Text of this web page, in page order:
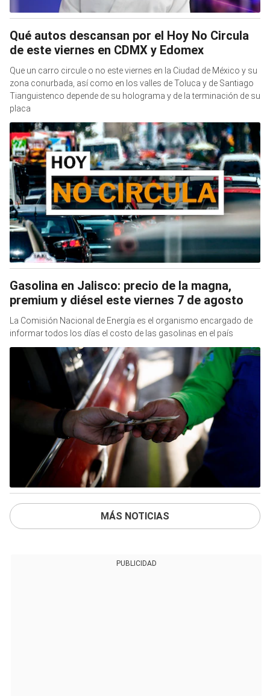
Qué autos descansan por el Hoy No Circula
de este viernes en CDMX y Edomex
Que un carro circule o no este viernes en la Ciudad de México y su
zona conurbada, así como en los valles de Toluca y de Santiago
Tianguistenco depende de su holograma y de la terminación de su
placa
Gasolina en Jalisco: precio de la magna,
premium y diésel este viernes 7 de agosto
La Comisión Nacional de Energía es el organismo encargado de
informar todos los días el costo de las gasolinas en el país
MÁS NOTICIAS
PUBLICIDAD